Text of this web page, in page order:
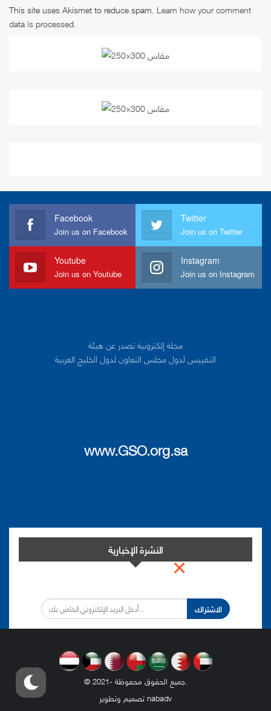
This site uses Akismet to reduce spam. Learn how your comment
data is processed.
Facebook
Join us on Facebook
Twitter
Join us on Twitter
Youtube
Join us on Youtube
Instagram
Join us on Instagram
مجلة إلكترونية تصدر عن هيئة
التقييس لدول مجلس التعاون لدول الخليج العربية
www.GSO.org.sa
النشرة الإخبارية
الاشتراك
© 2021- جميع الحقوق محفوظة.
nabadv
×